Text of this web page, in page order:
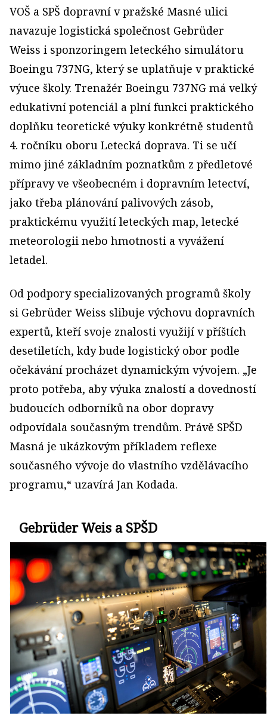
VOŠ a SPŠ dopravní v pražské Masné ulici
navazuje logistická společnost Gebrüder
Weiss i sponzoringem leteckého simulátoru
Boeingu 737NG, který se uplatňuje v praktické
výuce školy. Trenažér Boeingu 737NG má velký
edukativní potenciál a plní funkci praktického
doplňku teoretické výuky konkrétně studentů
4. ročníku oboru Letecká doprava. Ti se učí
mimo jiné základním poznatkům z předletové
přípravy ve všeobecném i dopravním letectví,
jako třeba plánování palivových zásob,
praktickému využití leteckých map, letecké
meteorologii nebo hmotnosti a vyvážení
letadel.
Od podpory specializovaných programů školy
si Gebrüder Weiss slibuje výchovu dopravních
expertů, kteří svoje znalosti využijí v příštích
desetiletích, kdy bude logistický obor podle
očekávání procházet dynamickým vývojem. „Je
proto potřeba, aby výuka znalostí a dovedností
budoucích odborníků na obor dopravy
odpovídala současným trendům. Právě SPŠD
Masná je ukázkovým příkladem reflexe
současného vývoje do vlastního vzdělávacího
programu,“ uzavírá Jan Kodada.
Gebrüder Weis a SPŠD